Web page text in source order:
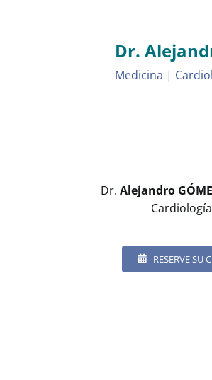
Dr.
Medicina |
Dr. Alejandro
Cardiología
RESERVE SU